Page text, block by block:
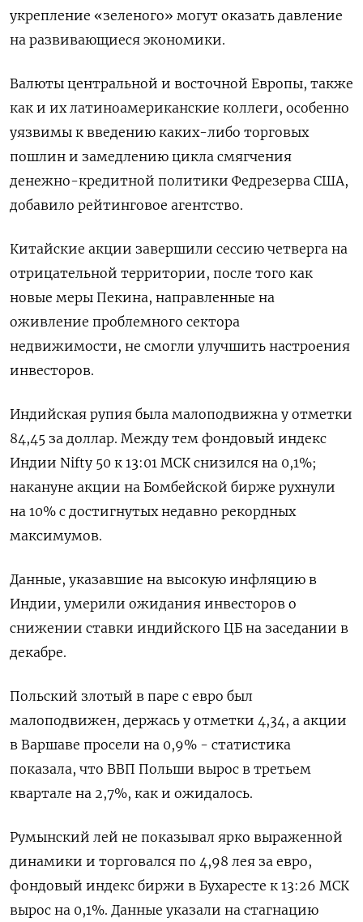
укрепление «зеленого» могут оказать давление
на развивающиеся экономики.
Валюты центральной и восточной Европы, также
как и их латиноамериканские коллеги, особенно
уязвимы к введению каких-либо торговых
пошлин и замедлению цикла смягчения
денежно-кредитной политики Федрезерва США,
добавило рейтинговое агентство.
Китайские акции завершили сессию четверга на
отрицательной территории, после того как
новые меры Пекина, направленные на
оживление проблемного сектора
недвижимости, не смогли улучшить настроения
инвесторов.
Индийская рупия была малоподвижна у отметки
84,45 за доллар. Между тем фондовый индекс
Индии Nifty 50 к 13:01 МСК снизился на 0,1%;
накануне акции на Бомбейской бирже рухнули
на 10% с достигнутых недавно рекордных
максимумов.
Данные, указавшие на высокую инфляцию в
Индии, умерили ожидания инвесторов о
снижении ставки индийского ЦБ на заседании в
декабре.
Польский злотый в паре с евро был
малоподвижен, держась у отметки 4,34, а акции
в Варшаве просели на 0,9% - статистика
показала, что ВВП Польши вырос в третьем
квартале на 2,7%, как и ожидалось.
Румынский лей не показывал ярко выраженной
динамики и торговался по 4,98 лея за евро,
фондовый индекс биржи в Бухаресте к 13:26 МСК
вырос на 0,1%. Данные указали на стагнацию